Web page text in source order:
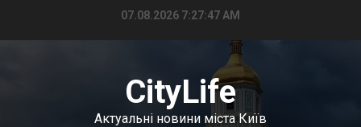
07.08.2026 7:27:48 AM
CityLife
Актуальні новини міста Київ